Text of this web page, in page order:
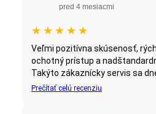
pred 4 mesiacmi
★ ★ ★ ★ ★
Veľmi pozitívna skúsenosť,
ochotný prístup a
Takýto zákaznícky servis sa
Prečítať celú recenziu